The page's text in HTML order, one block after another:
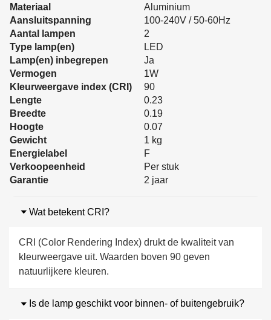
Materiaal
Aluminium
Aansluitspanning
100-240V / 50-60Hz
Aantal lampen
2
Type lamp(en)
LED
Lamp(en) inbegrepen
Ja
Vermogen
1W
Kleurweergave index (CRI)
90
Lengte
0.23
Breedte
0.19
Hoogte
0.07
Gewicht
1 kg
Energielabel
F
Verkoopeenheid
Per stuk
Garantie
2 jaar
Wat betekent CRI?
CRI (Color Rendering Index) drukt de kwaliteit van
kleurweergave uit. Waarden boven 90 geven
natuurlijkere kleuren.
Is de lamp geschikt voor binnen- of buitengebruik?